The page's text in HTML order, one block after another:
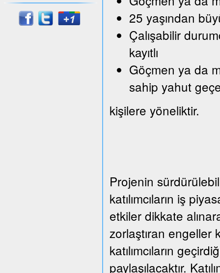
25 yaşından
Çalışabilir
kayıtlı
Göçmen ya da
sahip yahut
kişilere yöneliktir.
Projenin
katılımcıların iş
etkiler dikkate
zorlaştıran engeller
katılımcıların
paylaşılacaktır.